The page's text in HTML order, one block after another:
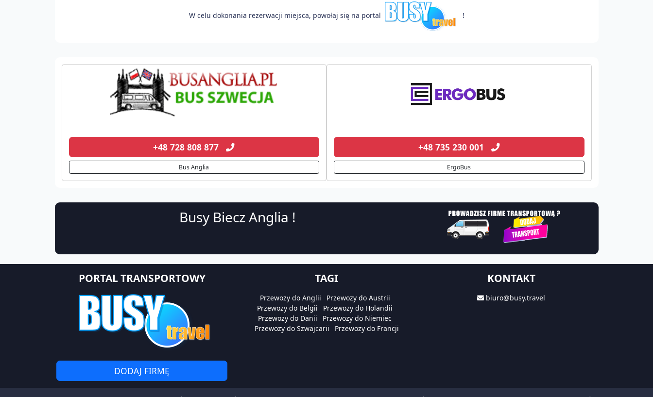
W celu dokonania rezerwacji miejsca, powołaj się na portal !
+48 728 808 877
Bus Anglia
+48 735 230 001
ErgoBus
Busy Biecz Anglia !
PORTAL TRANSPORTOWY
DODAJ FIRMĘ
TAGI
Przewozy do Anglii
Przewozy do Austrii
Przewozy do Belgii
Przewozy do Holandii
Przewozy do Danii
Przewozy do Niemiec
Przewozy do Szwajcarii
Przewozy do Francji
KONTAKT
biuro@busy.travel